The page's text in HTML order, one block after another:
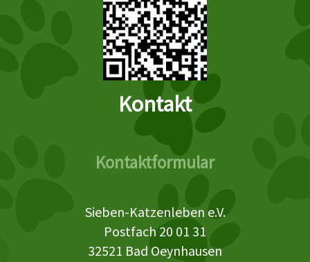
Kontakt
Kontaktformular
Sieben-Katzenleben e.V.
Postfach 20 01 31
32521 Bad Oeynhausen